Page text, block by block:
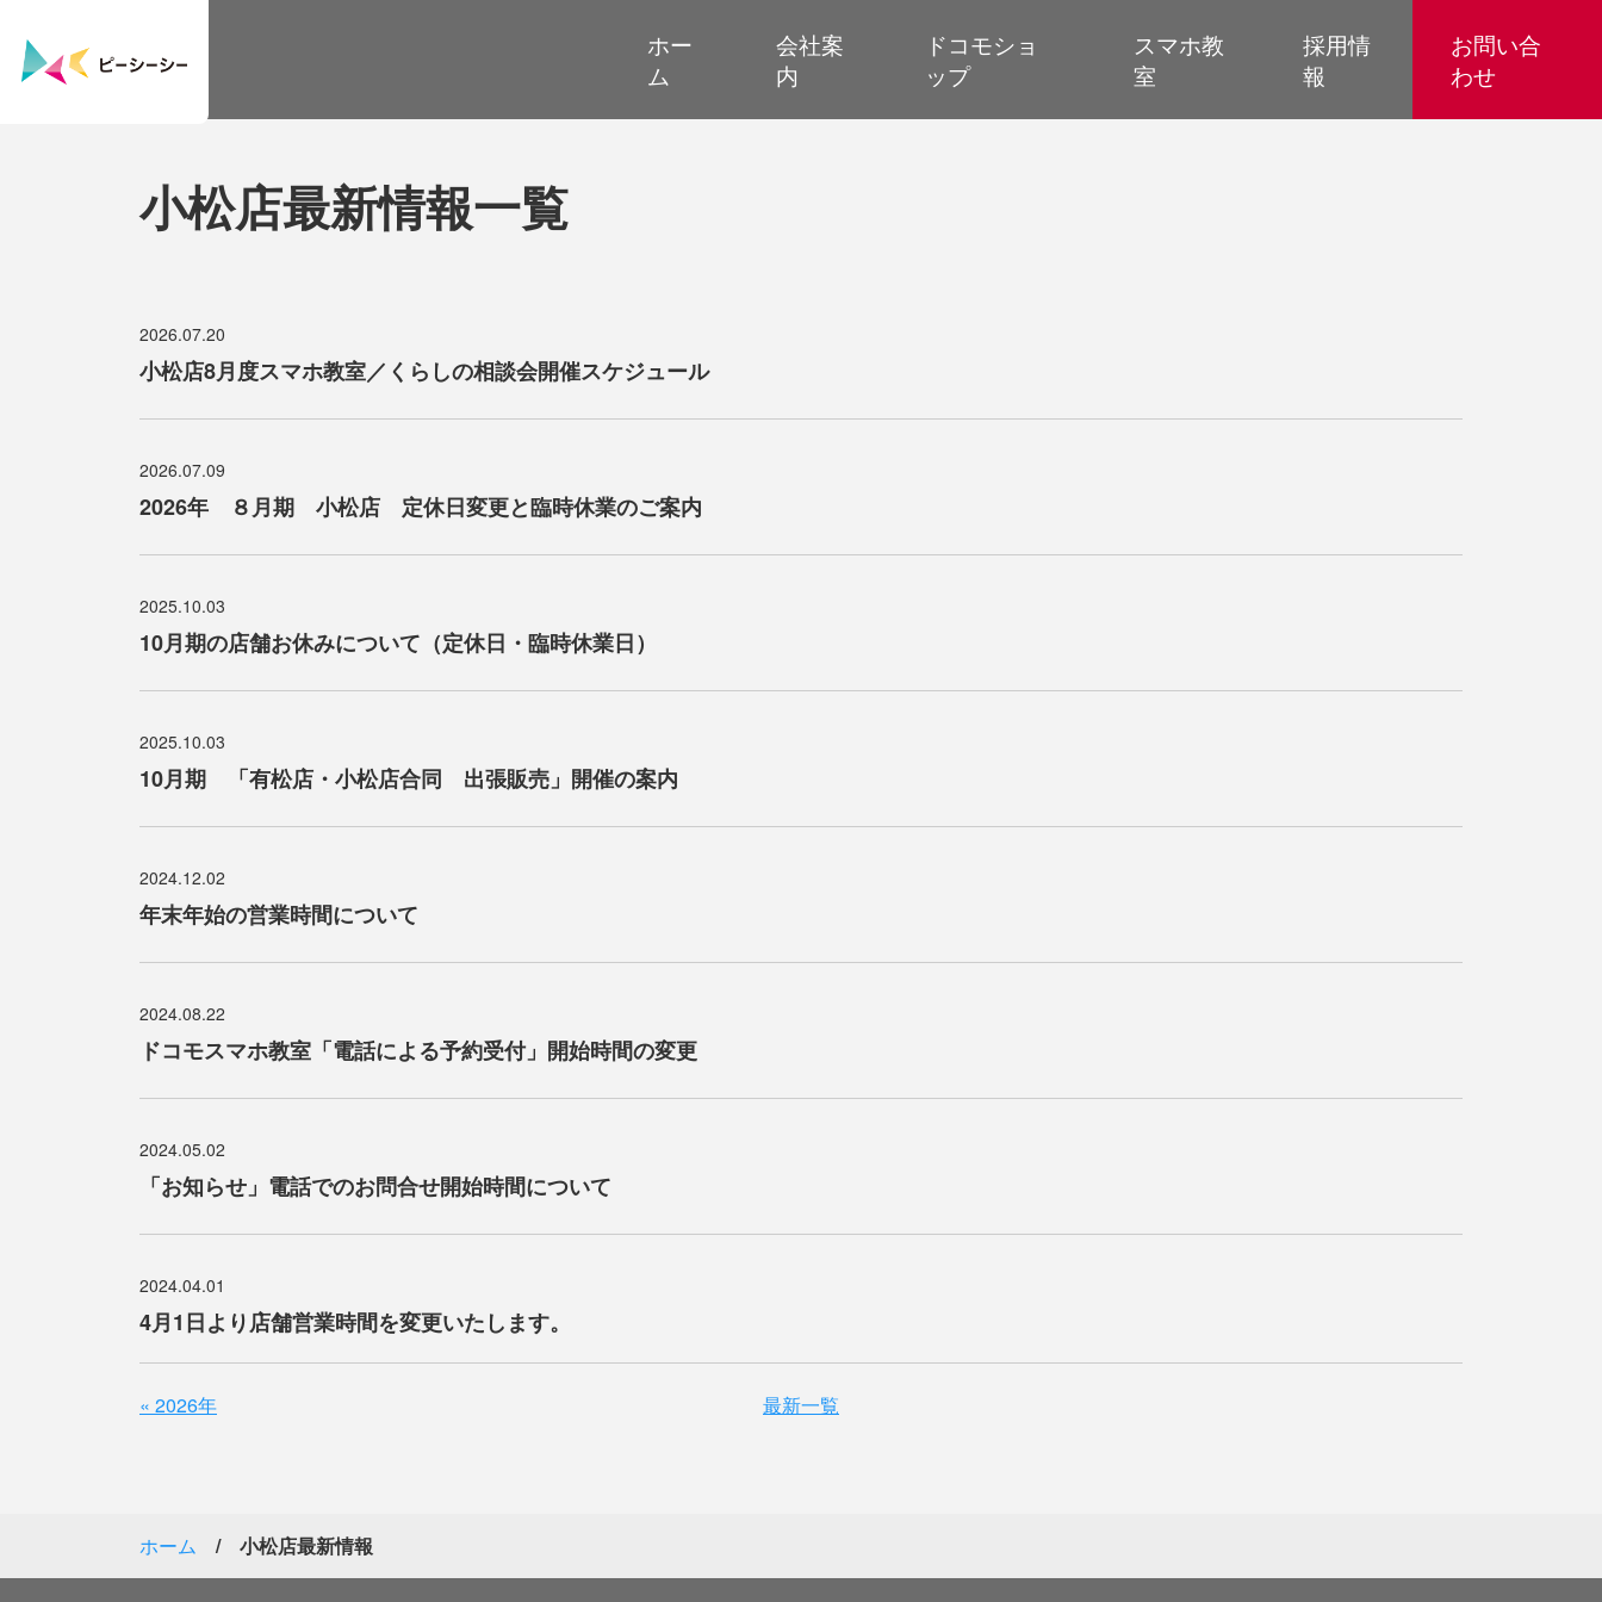
ホー
ム
会社案
内
ドコモショ
ップ
スマホ教
室
採用情
報
お問い合
わせ
小松店最新情報一覧
2026.07.20
小松店8月度スマホ教室／くらしの相談会開催スケジュール
2026.07.09
2026年 ８月期 小松店 定休日変更と臨時休業のご案内
2025.10.03
10月期の店舗お休みについて（定休日・臨時休業日）
2025.10.03
10月期 「有松店・小松店合同 出張販売」開催の案内
2024.12.02
年末年始の営業時間について
2024.08.22
ドコモスマホ教室「電話による予約受付」開始時間の変更
2024.05.02
「お知らせ」電話でのお問合せ開始時間について
2024.04.01
4月1日より店舗営業時間を変更いたします。
« 2026年 最新一覧
ホーム 小松店最新情報